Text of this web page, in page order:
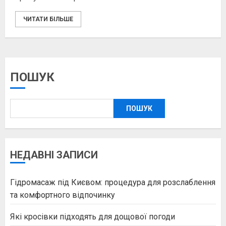
ЧИТАТИ БІЛЬШЕ
ПОШУК
ПОШУК
НЕДАВНІ ЗАПИСИ
Гідромасаж під Києвом: процедура для розслаблення
та комфортного відпочинку
Які кросівки підходять для дощової погоди